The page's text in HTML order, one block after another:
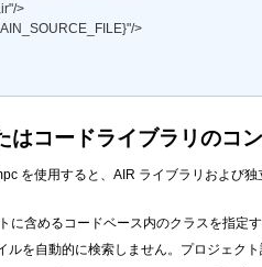
>
>
コードライブラリのコ
を使用すると、AIR ライブラリおよび
に含めるコードベース内のクラスを指定す
ルを自動的に検索しません。プロジェク